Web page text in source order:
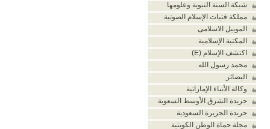
شبكة السنة النبوية وعلومها
مملكة فتيات الإسلام الصوتية
الموبيل الاسلامى
المكتبة الإسلامية
اكتشف الإسلام (E)
محمد رسول الله
البصائر
وكالة الأنباء الإماراتية
جريدة الشرق الأوسط السعوية
جريدة الجزيرة السعودية
مجلة حماة الوطن الكويتية